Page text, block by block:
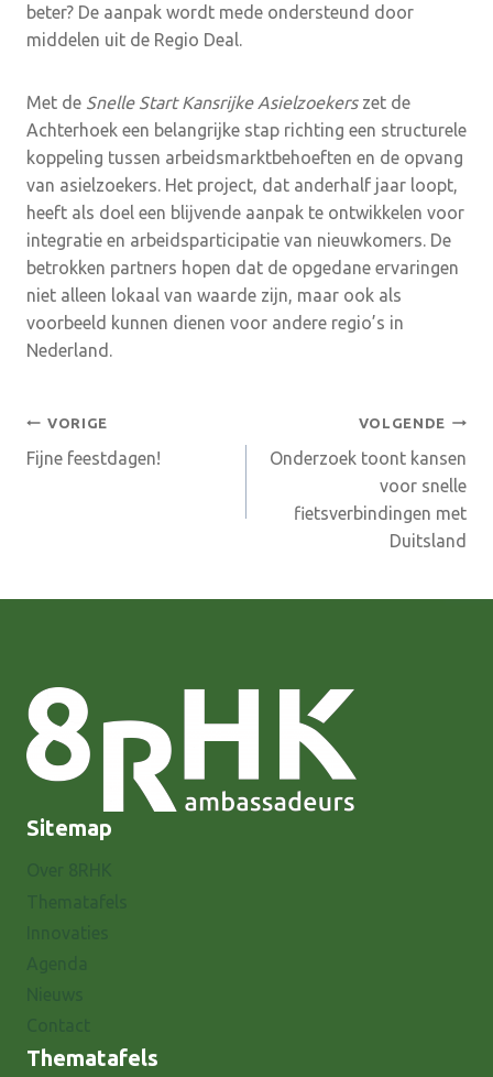
beter? De aanpak wordt mede ondersteund door
middelen uit de Regio Deal.
Met de Snelle Start Kansrijke Asielzoekerszet de
Achterhoek een belangrijke stap richting een structurele
koppeling tussen arbeidsmarktbehoeften en de opvang
van asielzoekers. Het project, dat anderhalf jaar loopt,
heeft als doel een blijvende aanpak te ontwikkelen voor
integratie en arbeidsparticipatie van nieuwkomers. De
betrokken partners hopen dat de opgedane ervaringen
niet alleen lokaal van waarde zijn, maar ook als
voorbeeld kunnen dienen voor andere regio’s in
Nederland.
Bericht
navigatie
VORIGE
Fijne feestdagen!
VOLGENDE
Onderzoek toont kansen
voor snelle
fietsverbindingen met
Duitsland
Sitemap
Thematafels